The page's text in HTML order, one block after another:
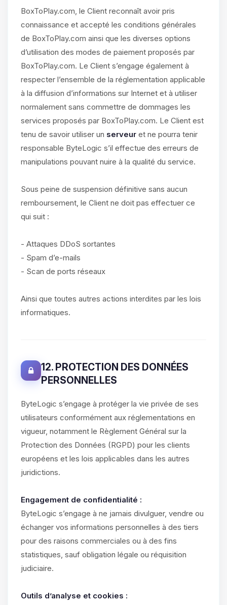
BoxToPlay.com, le Client reconnaît avoir pris
connaissance et accepté les conditions générales
de BoxToPlay.com ainsi que les diverses options
d’utilisation des modes de paiement proposés par
BoxToPlay.com. Le Client s’engage également à
respecter l’ensemble de la réglementation applicable
à la diffusion d’informations sur Internet et à utiliser
normalement sans commettre de dommages les
services proposés par BoxToPlay.com. Le Client est
tenu de savoir utiliser un serveur et ne pourra tenir
responsable ByteLogic s’il effectue des erreurs de
manipulations pouvant nuire à la qualité du service.
Sous peine de suspension définitive sans aucun
remboursement, le Client ne doit pas effectuer ce
qui suit :
- Attaques DDoS sortantes
- Spam d’e-mails
- Scan de ports réseaux
Ainsi que toutes autres actions interdites par les lois
informatiques.
12. PROTECTION DES DONNÉES
PERSONNELLES
ByteLogic s’engage à protéger la vie privée de ses
utilisateurs conformément aux réglementations en
vigueur, notamment le Règlement Général sur la
Protection des Données (RGPD) pour les clients
européens et les lois applicables dans les autres
juridictions.
Engagement de confidentialité :
ByteLogic s’engage à ne jamais divulguer, vendre ou
échanger vos informations personnelles à des tiers
pour des raisons commerciales ou à des fins
statistiques, sauf obligation légale ou réquisition
judiciaire.
Outils d’analyse et cookies :